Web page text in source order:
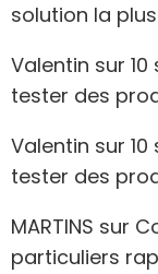
solution la
Valentin sur
tester des
Valentin sur
tester des
MARTINS sur
particuliers